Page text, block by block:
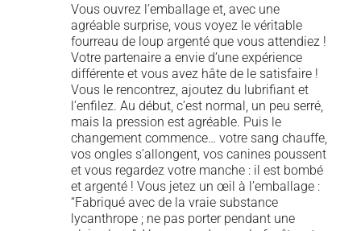
Vous ouvrez l’emballage et, avec une
agréable surprise, vous voyez le véritable
fourreau de loup argenté que vous attendiez !
Votre partenaire a envie d’une expérience
différente et vous avez hâte de le satisfaire !
Vous le rencontrez, ajoutez du lubrifiant et
l’enfilez. Au début, c’est normal, un peu serré,
mais la pression est agréable. Puis le
changement commence… votre sang chauffe,
vos ongles s’allongent, vos canines poussent
et vous regardez votre manche : il est bombé
et argenté ! Vous jetez un œil à l’emballage :
“Fabriqué avec de la vraie substance
lycanthrope ; ne pas porter pendant une